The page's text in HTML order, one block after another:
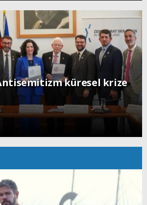
küresel krize